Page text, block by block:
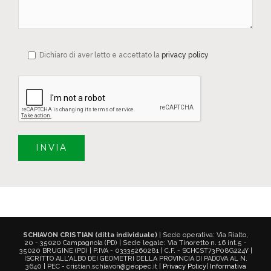
Dichiaro di aver letto e accettato la privacy policy
SCHIAVON CRISTIAN (ditta individuale) | Sede operativa: Via Rialto,
20 - 35020 Campagnola (PD) | Sede legale: Via Tinoretto n. 16 int.5 -
35020 BRUGINE (PD) | P.IVA - 03335260281 | C.F. - SCHCST73P08G224Y |
ISCRITTO ALL'ALBO DEI GEOMETRI DELLA PROVINCIA DI PADOVA AL N.
3640 | PEC - cristian.schiavon@geopec.it |
Privacy Policy|
Informativa